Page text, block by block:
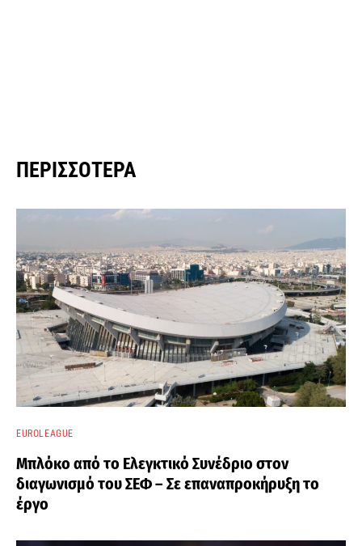
ΠΕΡΙΣΣΌΤΕΡΑ
EUROLEAGUE
Μπλόκο από το Ελεγκτικό Συνέδριο στον
διαγωνισμό του ΣΕΦ – Σε επαναπροκήρυξη το
έργο